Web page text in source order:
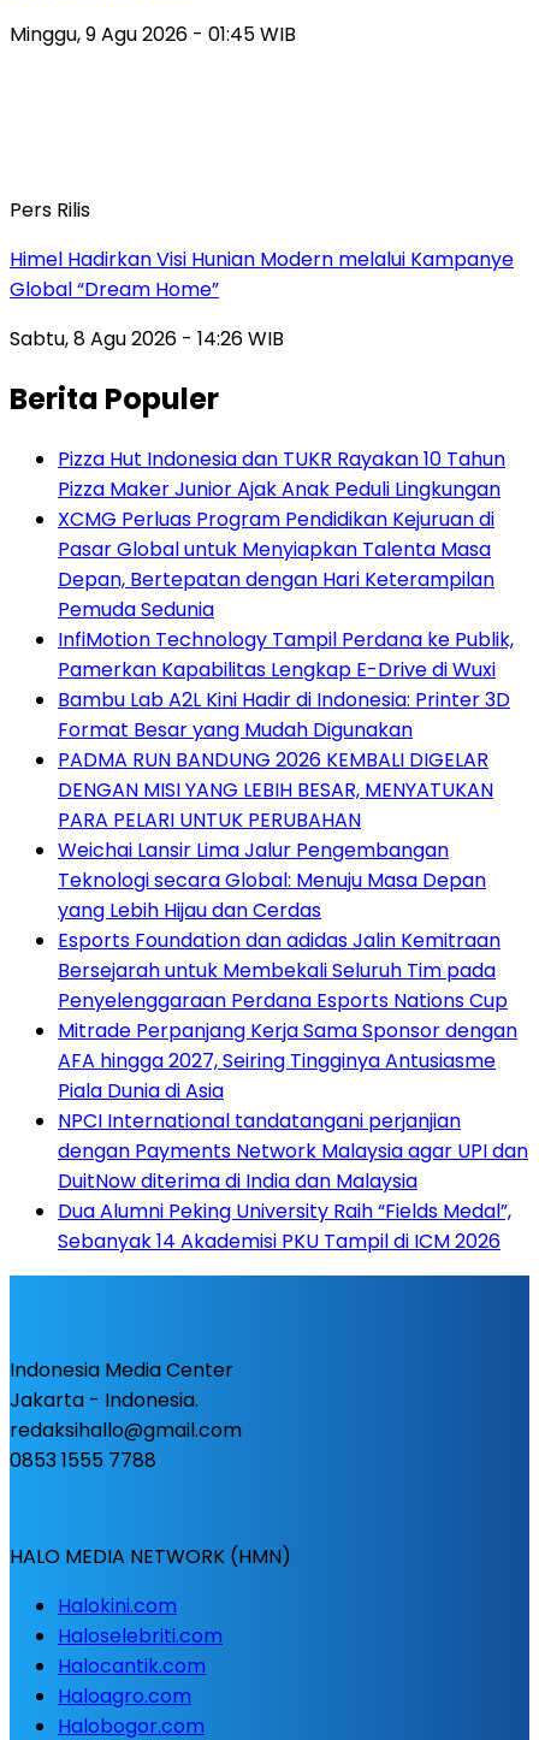
Minggu, 9 Agu 2026 - 01:45 WIB
Pers Rilis
Himel Hadirkan Visi Hunian Modern melalui Kampanye
Global “Dream Home”
Sabtu, 8 Agu 2026 - 14:26 WIB
Berita Populer
Pizza Hut Indonesia dan TUKR Rayakan 10 Tahun
Pizza Maker Junior Ajak Anak Peduli Lingkungan
XCMG Perluas Program Pendidikan Kejuruan di
Pasar Global untuk Menyiapkan Talenta Masa
Depan, Bertepatan dengan Hari Keterampilan
Pemuda Sedunia
InfiMotion Technology Tampil Perdana ke Publik,
Pamerkan Kapabilitas Lengkap E-Drive di Wuxi
Bambu Lab A2L Kini Hadir di Indonesia: Printer 3D
Format Besar yang Mudah Digunakan
PADMA RUN BANDUNG 2026 KEMBALI DIGELAR
DENGAN MISI YANG LEBIH BESAR, MENYATUKAN
PARA PELARI UNTUK PERUBAHAN
Weichai Lansir Lima Jalur Pengembangan
Teknologi secara Global: Menuju Masa Depan
yang Lebih Hijau dan Cerdas
Esports Foundation dan adidas Jalin Kemitraan
Bersejarah untuk Membekali Seluruh Tim pada
Penyelenggaraan Perdana Esports Nations Cup
Mitrade Perpanjang Kerja Sama Sponsor dengan
AFA hingga 2027, Seiring Tingginya Antusiasme
Piala Dunia di Asia
NPCI International tandatangani perjanjian
dengan Payments Network Malaysia agar UPI dan
DuitNow diterima di India dan Malaysia
Dua Alumni Peking University Raih “Fields Medal”,
Sebanyak 14 Akademisi PKU Tampil di ICM 2026
Indonesia Media Center
Jakarta - Indonesia.
redaksihallo@gmail.com
0853 1555 7788
HALO MEDIA NETWORK (HMN)
Halokini.com
Haloselebriti.com
Halocantik.com
Haloagro.com
Halobogor.com